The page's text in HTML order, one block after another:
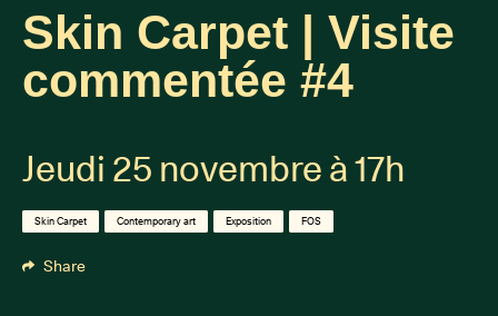
Skin Carpet | Visite
commentée #4
Jeudi 25 novembre à 17h
Skin Carpet Contemporary art Exposition FOS
Share